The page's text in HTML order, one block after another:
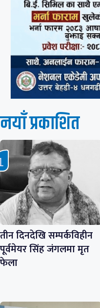
नयाँ प्रकाशित
तीन दिनदेखि सम्पर्कविहीन
पूर्वमेयर सिंह जंगलमा मृत
फेला